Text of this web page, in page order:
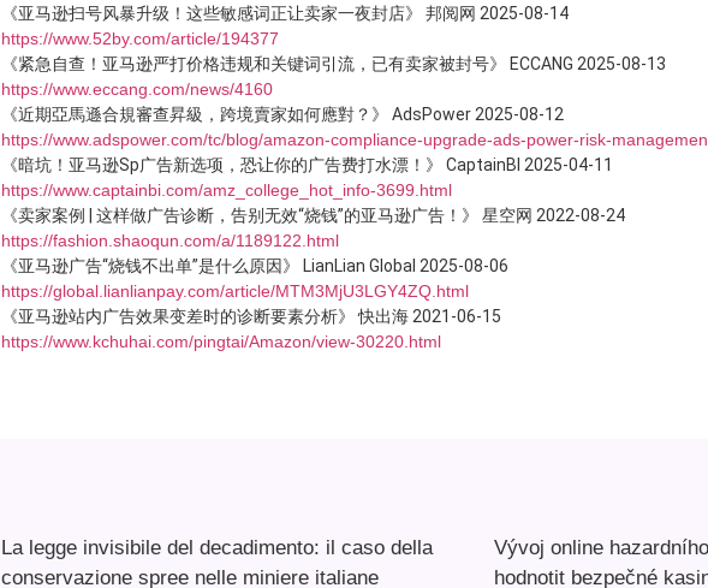
《亚马逊扫号风暴升级！这些敏感词正让卖家一夜封店》 邦阅网 2025-08-14
https://www.52by.com/article/194377
《紧急自查！亚马逊严打价格违规和关键词引流，已有卖家被封号》 ECCANG 2025-08-13
https://www.eccang.com/news/4160
《近期亞馬遜合規審查昇級，跨境賣家如何應對？》 AdsPower 2025-08-12
https://www.adspower.com/tc/blog/amazon-compliance-upgrade-ads-power-risk-
《暗坑！亚马逊Sp广告新选项，恐让你的广告费打水漂！》 CaptainBI 2025-04-11
https://www.captainbi.com/amz_college_hot_info-3699.html
《卖家案例 | 这样做广告诊断，告别无效“烧钱”的亚马逊广告！》 星空网 2022-08-24
https://fashion.shaoqun.com/a/1189122.html
《亚马逊广告“烧钱不出单”是什么原因》 LianLian Global 2025-08-06
https://global.lianlianpay.com/article/MTM3MjU3LGY4ZQ.html
《亚马逊站内广告效果变差时的诊断要素分析》 快出海 2021-06-15
https://www.kchuhai.com/pingtai/Amazon/view-30220.html
La legge invisibile del decadimento: il caso della
conservazione spree nelle miniere italiane
Vývoj online
hodnotit bezpečné